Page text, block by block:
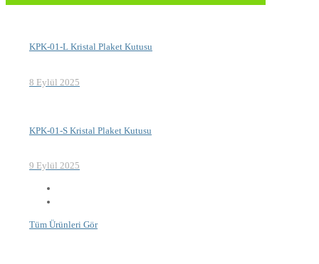
KPK-01-L Kristal Plaket Kutusu
8 Eylül 2025
KPK-01-S Kristal Plaket Kutusu
9 Eylül 2025
Tüm Ürünleri Gör